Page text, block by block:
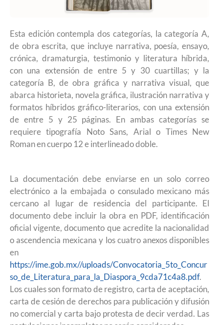
Esta edición contempla dos categorías, la categoría A,
de obra escrita, que incluye narrativa, poesía, ensayo,
crónica, dramaturgia, testimonio y literatura híbrida,
con una extensión de entre 5 y 30 cuartillas; y la
categoría B, de obra gráfica y narrativa visual, que
abarca historieta, novela gráfica, ilustración narrativa y
formatos híbridos gráfico-literarios, con una extensión
de entre 5 y 25 páginas. En ambas categorías se
requiere tipografía Noto Sans, Arial o Times New
Roman en cuerpo 12 e interlineado doble.
La documentación debe enviarse en un solo correo
electrónico a la embajada o consulado mexicano más
cercano al lugar de residencia del participante. El
documento debe incluir la obra en PDF, identificación
oficial vigente, documento que acredite la nacionalidad
o ascendencia mexicana y los cuatro anexos disponibles
en
https://ime.gob.mx//uploads/Convocatoria_5to_Concur
so_de_Literatura_para_la_Diaspora_9cda71c4a8.pdf.
Los cuales son formato de registro, carta de aceptación,
carta de cesión de derechos para publicación y difusión
no comercial y carta bajo protesta de decir verdad. Las